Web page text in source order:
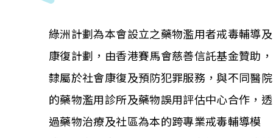
關於本會
綠洲計劃為本會設立之藥物濫用者戒毒輔導及
康復計劃，由香港賽馬會慈善信託基金贊助，
隸屬於社會康復及預防犯罪服務，與不同醫院
的藥物濫用診所及藥物誤用評估中心合作，透
過藥物治療及社區為本的跨專業戒毒輔導模